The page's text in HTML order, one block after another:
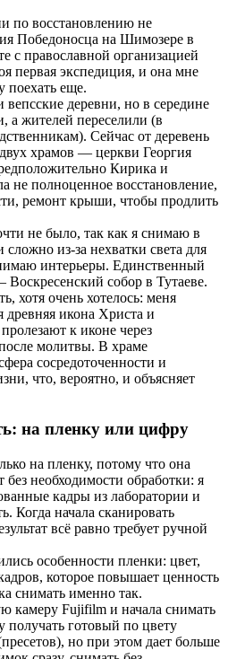
по восстановлению не
Победоносца на Шимозере в
с православной организацией
первая экспедиция, и она мне
поехать еще.
вепсские деревни, но в середине
а жителей переселили (в
Сейчас от деревень
храмов — церкви Георгия
Кирика и
не полноценное восстановление,
ремонт крыши, чтобы продлить
не было, так как я снимаю в
из-за нехватки света для
интерьеры. Единственный
собор в Тутаеве.
хотя очень хотелось: меня
древняя икона Христа и
к иконе через
молитвы. В храме
сосредоточенности и
что, вероятно, и объясняет
на пленку или цифру
на пленку, потому что она
без необходимости обработки: я
кадры из лаборатории и
Когда начала сканировать
всё равно требует ручной
особенности пленки: цвет,
которое повышает ценность
снимать именно так.
камеру Fujifilm и начала снимать
получать готовый по цвету
но при этом дает больше